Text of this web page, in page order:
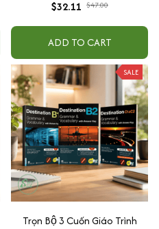
Gõ Mõ Tụng Kinh Có 6 Bài
$32.11 $47.00
ADD TO CART
SALE
Trọn Bộ 3 Cuốn Giáo Trình